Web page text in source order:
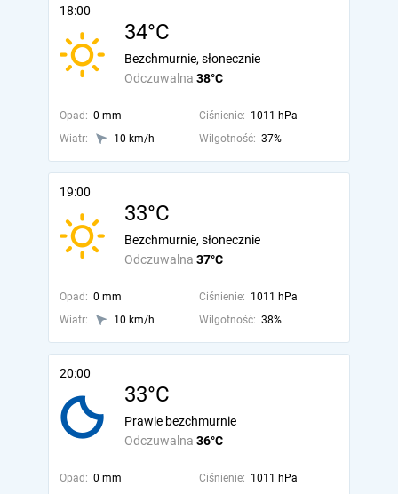
18:00
34°C
Odczuwalna 38°C
Bezchmurnie, słonecznie
Opad: 0 mm Ciśnienie: 1011 hPa
Wiatr:
10 km/h Wilgotność: 37%
19:00
33°C
Odczuwalna 37°C
Bezchmurnie, słonecznie
Opad: 0 mm Ciśnienie: 1011 hPa
Wiatr:
10 km/h Wilgotność: 38%
20:00
33°C
Odczuwalna 36°C
Prawie bezchmurnie
Opad: 0 mm Ciśnienie: 1011 hPa